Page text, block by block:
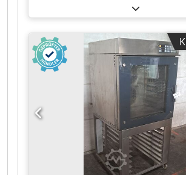
Miwe Aeromat AE 8.0604. ÄUSSERE
ABMESSUNGEN (in cm): - Breite: 90
Höhe: 190 TECHNISCHE DATEN: -
Cedpfxezrr Uze Abperf - 8 Ebenen
60x40 - Stromversorgung: 400V 50Hz
15,4 kW AUSSTATTUNG: -
Optionale, kostenpflichtige
Transport. Der angegebene Preis ist
Nettopreis. WIR SPRECHEN
FRANZÖSISCH, RUSSSISCH UND
unserem Angebot finden Sie:
Wagenbacköfen, Etagenbacköfen,
Konditoreiöfen, Ladenbacköfen,
Ölbacköfen, Gasbacköfen,